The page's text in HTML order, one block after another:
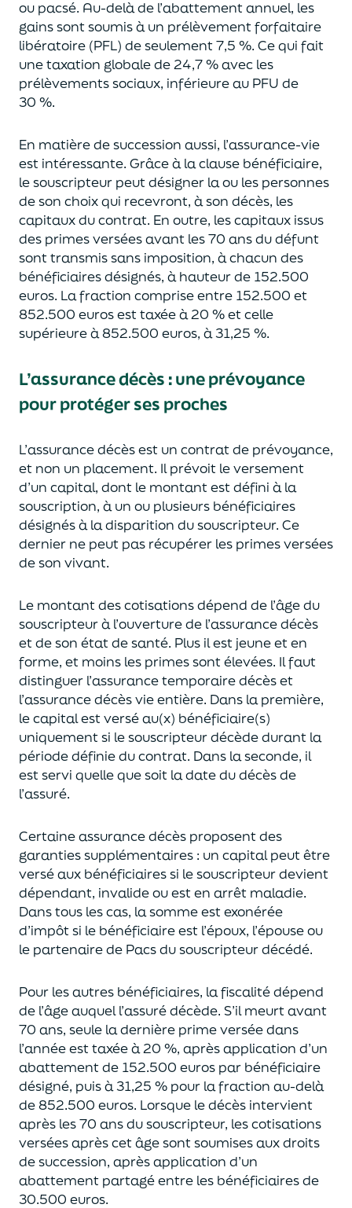
ou pacsé. Au-delàde l’abattement annuel, les
gains sont soumis à un prélèvement forfaitaire
libératoire (PFL) de seulement 7,5 %. Ce qui fait
une taxation globale de24,7 % avec les
prélèvements sociaux, inférieure au PFU de
30 %.
En matière de succession aussi, l’assurance-vie
est intéressante. Grâce à la clause bénéficiaire,
le souscripteur peut désigner la ou les personnes
de son choix qui recevront, à son décès, les
capitaux du contrat. En outre, les capitaux issus
des primes versées avant les 70 ans du défunt
sont transmis sans imposition, à chacun des
bénéficiaires désignés, à hauteur de 152.500
euros. La fraction comprise entre 152.500 et
852.500 eurosest taxée à 20 % et celle
supérieure à 852.500 euros, à 31,25 %.
L’assurance décès :une prévoyance
pour protéger ses proches
L’assurance décès est un contrat de prévoyance,
et non un placement. Il prévoit le versement
d’un capital, dont le montant est défini à la
souscription, à un ou plusieurs bénéficiaires
désignés à la disparition du souscripteur. Ce
dernier ne peut pas récupérer les primes versées
de son vivant.
Le montant des cotisations dépend de l’âgedu
souscripteur à l’ouverture de l’assurance décès
et de son état de santé. Plus il est jeuneet en
forme, et moins les primes sont élevées. Il faut
distinguer l’assurance temporaire décès et
l’assurancedécèsvie entière. Dans la première,
le capital estversé au(x) bénéficiaire(s)
uniquementsi le souscripteur décède durant la
période définie du contrat. Dans la seconde, il
est servi quelle que soit la date du décès de
l’assuré.
Certaine assurance décès proposentdes
garanties supplémentaires : un capitalpeut être
versé aux bénéficiaires si le souscripteur devient
dépendant, invalide ouest en arrêt maladie.
Dans tous les cas, la somme est exonérée
d’impôt si le bénéficiaire est l’époux, l’épouse ou
le partenaire de Pacsdu souscripteur décédé.
Pour les autres bénéficiaires, la fiscalité dépend
de l’âgeauquell’assuré décède. S’il meurt avant
70 ans, seule la dernière prime versée dans
l’année esttaxée à 20 %, après application d’un
abattement de 152.500 euros par bénéficiaire
désigné, puis à 31,25 % pour la fraction au-delà
de852.500 euros. Lorsque le décès intervient
après les 70 ans du souscripteur, les cotisations
versées après cet âge sont soumises aux droits
de succession, après application d’un
abattement partagé entre les bénéficiaires de
30.500 euros.